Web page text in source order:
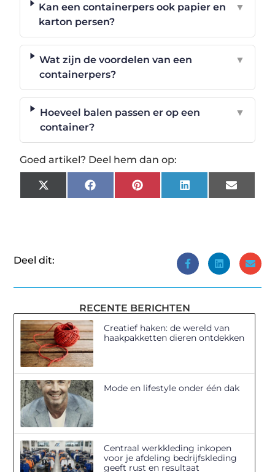
Kan een containerpers ook papier en
karton persen?
▼
Wat zijn de voordelen van een
containerpers?
▼
Hoeveel balen passen er op een
container?
▼
Goed artikel? Deel hem dan op:
X
(Twitter)
FacebookPinterestLinkedInEmail
Deel dit:
RECENTE BERICHTEN
Creatief haken: de wereld van
haakpakketten dieren ontdekken
Mode en lifestyle onder één dak
Centraal werkkleding inkopen
voor je afdeling bedrijfskleding
geeft rust en resultaat